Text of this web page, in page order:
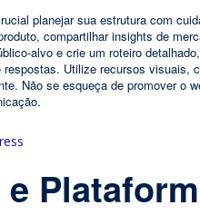
planejar sua estrutura com
compartilhar insights de
alvo e crie um roteiro
Utilize recursos visuais,
Não se esqueça de promover o